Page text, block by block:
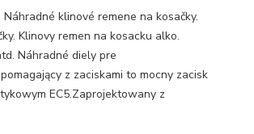
klinové remene na kosačky.
Klinovy remen na kosacku alko.
Náhradné diely pre
z zaciskami to mocny zacisk
EC5.Zaprojektowany z